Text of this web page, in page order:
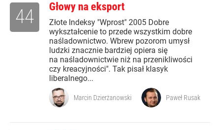
Głowy na eksport
Złote Indeksy "Wprost" 2005 Dobre
wykształcenie to przede wszystkim dobre
naśladownictwo. Wbrew pozorom umysł
ludzki znacznie bardziej opiera się
na naśladownictwie niż na przenikliwości
czy kreacyjności". Tak pisał klasyk
liberalnego...
44
Marcin Dzierżanowski Paweł Rusak